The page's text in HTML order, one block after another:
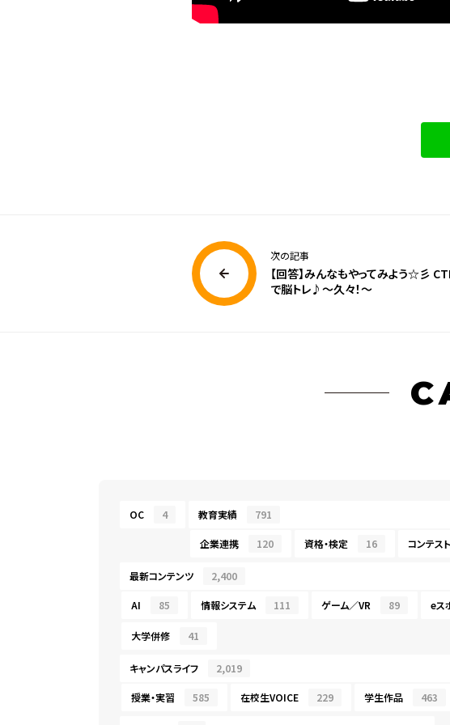
次の記事
【回答】みんなもやってみよう☆彡
で脳トレ♪～久々！～
OC 4 教育実績 791
企業連携 120 資格・検定 16 コンテスト
最新コンテンツ 2,400
AI 85 情報システム 111 ゲーム／VR 89 eス
大学併修 41
キャンパスライフ 2,019
授業・実習 585 在校生VOICE 229 学生作品 463